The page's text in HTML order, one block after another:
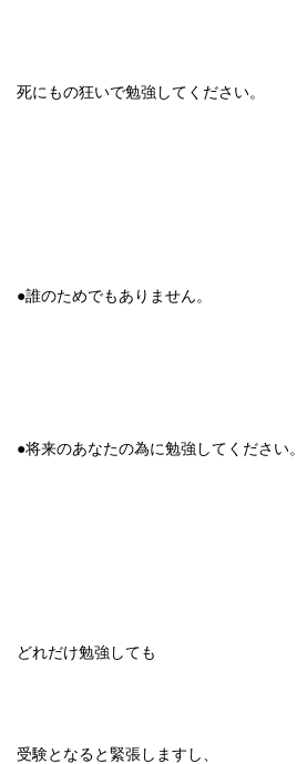
死にもの狂いで勉強してください。
●誰のためでもありません。
●将来のあなたの為に勉強してください。
どれだけ勉強しても
受験となると緊張しますし、